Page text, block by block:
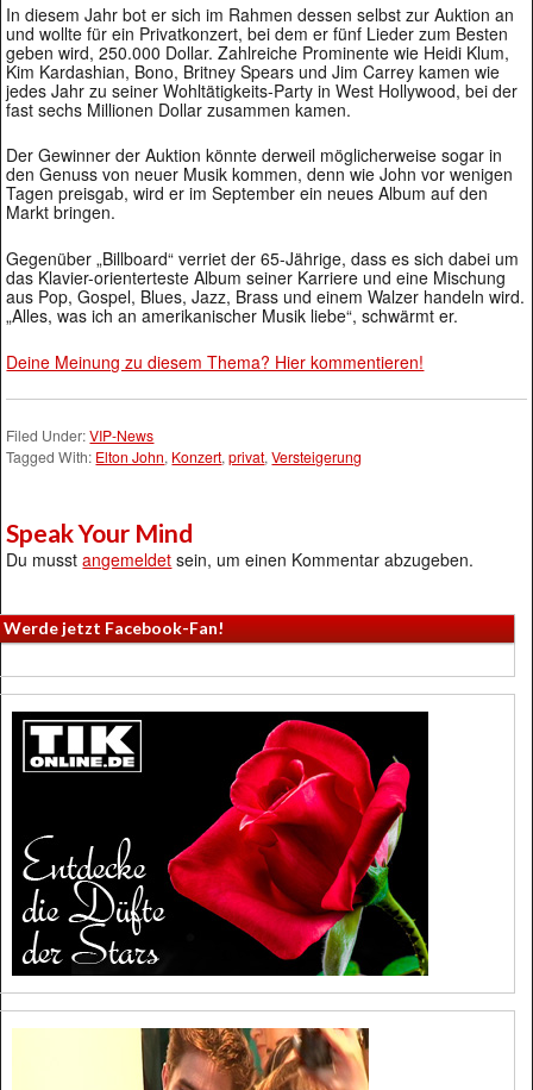
In diesem Jahr bot er sich im Rahmen dessen selbst zur Auktion an
und wollte für ein Privatkonzert, bei dem er fünf Lieder zum Besten
geben wird, 250.000 Dollar. Zahlreiche Prominente wie Heidi Klum,
Kim Kardashian, Bono, Britney Spears und Jim Carrey kamen wie
jedes Jahr zu seiner Wohltätigkeits-Party in West Hollywood, bei der
fast sechs Millionen Dollar zusammen kamen.
Der Gewinner der Auktion könnte derweil möglicherweise sogar in
den Genuss von neuer Musik kommen, denn wie John vor wenigen
Tagen preisgab, wird er im September ein neues Album auf den
Markt bringen.
Gegenüber „Billboard“ verriet der 65-Jährige, dass es sich dabei um
das Klavier-orienterteste Album seiner Karriere und eine Mischung
aus Pop, Gospel, Blues, Jazz, Brass und einem Walzer handeln wird.
„Alles, was ich an amerikanischer Musik liebe“, schwärmt er.
Deine Meinung zu diesem Thema? Hier kommentieren!
Filed Under:VIP-News
Tagged With: Elton John, Konzert,privat,Versteigerung
Speak Your Mind
Du musstangemeldet sein, um einen Kommentar abzugeben.
Werde jetzt Facebook-Fan!